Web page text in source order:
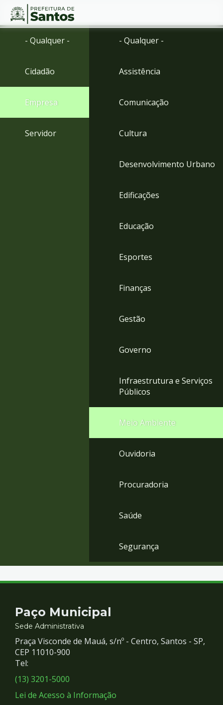
Ir
Ir
menu
Conteúdo
- Qualquer -
Cidadão
Empresa
Servidor
- Qualquer -
Assistência
Comunicação
Cultura
Desenvolvimento Urbano
Edificações
Educação
Esportes
Finanças
Gestão
Governo
Infraestrutura e Serviços
Públicos
Meio Ambiente
Ouvidoria
Procuradoria
Saúde
Segurança
Contato
e
Redes
Sociais
Paço Municipal
Sede Administrativa
Praça Visconde de Mauá, s/nº - Centro, Santos - SP,
CEP 11010-900
Tel:
(13) 3201-5000
Lei de Acesso à Informação